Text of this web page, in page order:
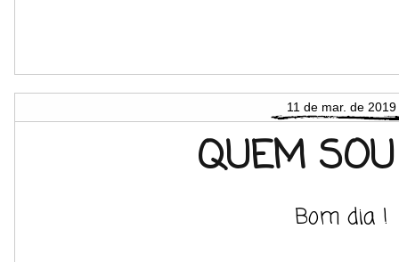
11 de mar. de 2019
QUEM
Bom dia !